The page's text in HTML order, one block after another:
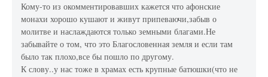
Кому-то из окомментировавших кажется что афонские
монахи хорошо кушают и живут припеваючи,забыв о
молитве и наслаждаются только земными благами.Не
забывайте о том, что это Благословенная земля и если там
было так плохо,все бы пошло по другому.
К слову..у нас тоже в храмах есть крупные батюшки(что не